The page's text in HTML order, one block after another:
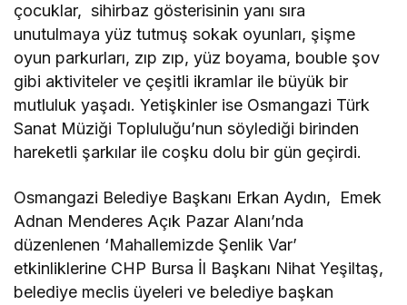
çocuklar, sihirbaz gösterisinin yanı sıra
unutulmaya yüz tutmuş sokak oyunları, şişme
oyun parkurları, zıp zıp, yüz boyama, bouble şov
gibi aktiviteler ve çeşitli ikramlar ile büyük bir
mutluluk yaşadı. Yetişkinler ise Osmangazi Türk
Sanat Müziği Topluluğu’nun söylediği birinden
hareketli şarkılar ile coşku dolu bir gün geçirdi.
Osmangazi Belediye Başkanı Erkan Aydın, Emek
Adnan Menderes Açık Pazar Alanı’nda
düzenlenen ‘Mahallemizde Şenlik Var’
etkinliklerine CHP Bursa İl Başkanı Nihat Yeşiltaş,
belediye meclis üyeleri ve belediye başkan